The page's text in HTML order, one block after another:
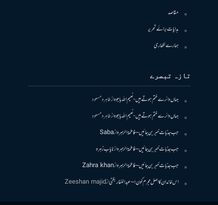
مقاصد
ہدایات برائے تحریر
ہمارے لکھاری
تازہ تبصرے
جہاں دائرے ختم ہوتے ہیں- نعیم اللہ باجوہازطاہرہ مسعود
جہاں دائرے ختم ہوتے ہیں- نعیم اللہ باجوہازطاہرہ مسعود
جب جذبات خبر بن جائیں – فاطمۃالزہرہازSaba
جب جذبات خبر بن جائیں – فاطمۃالزہرہازنایاب زہرہ
جب جذبات خبر بن جائیں – فاطمۃالزہرہازZahra khan
اس خاندان کا اصل مجرم کون! – عبدالغفار بگٹیازZeeshan majid